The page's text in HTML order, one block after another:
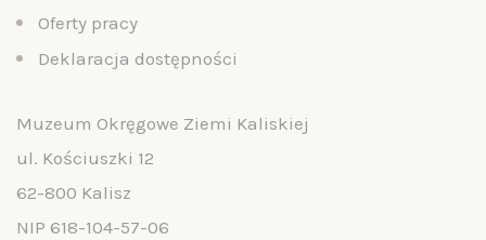
Oferty pracy
Deklaracja dostępności
Muzeum Okręgowe Ziemi Kaliskiej
ul. Kościuszki 12
62-800 Kalisz
NIP 618-104-57-06